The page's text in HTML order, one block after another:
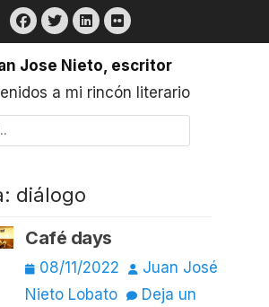
Facebook
Twitter
LinkedIn
Flickr
Jose Nieto, escritor
a mi rincón literario
diálogo
Café days
Publicado
el
08/11/2022 Autor
Juan José
Nieto Lobato
Deja un